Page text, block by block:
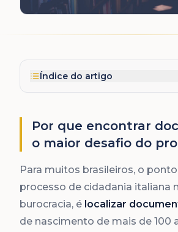
Índice do artigo
Por que encontrar
o maior desafio do
Para muitos brasileiros, o
processo de cidadania italiana
burocracia, é localizar
de nascimento de mais de 100